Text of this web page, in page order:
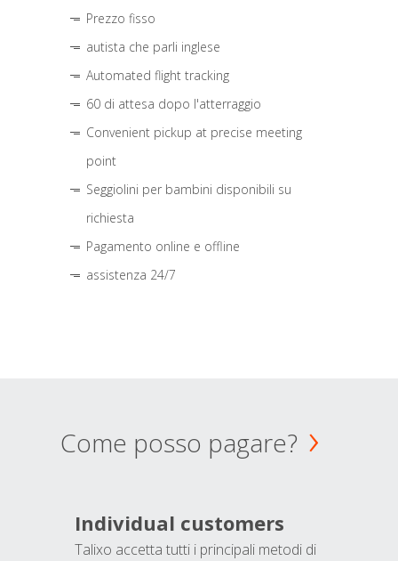
Prezzo fisso
autista che parli inglese
Automated flight tracking
60 di attesa dopo l'atterraggio
Convenient pickup at precise meeting
point
Seggiolini per bambini disponibili su
richiesta
Pagamento online e offline
assistenza 24/7
Come posso pagare?
Individual customers
Talixo accetta tutti i principali metodi di